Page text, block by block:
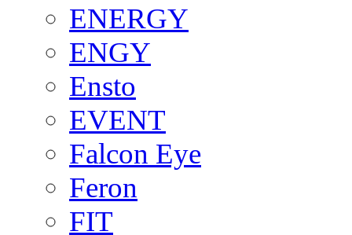
ENERGY
ENGY
Ensto
EVENT
Falcon Eye
Feron
FIT